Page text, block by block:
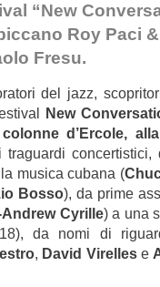
“New
Roy Paci
Fresu.
del jazz,
New
d’Ercole,
traguardi
musica cubana (
Bosso), da prime
Cyrille) a una
da nomi di
, David Virellese